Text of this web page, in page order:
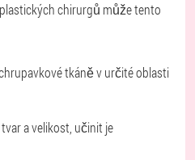
chirurgů může tento
tkáně v určité oblasti
a velikost, učinit je